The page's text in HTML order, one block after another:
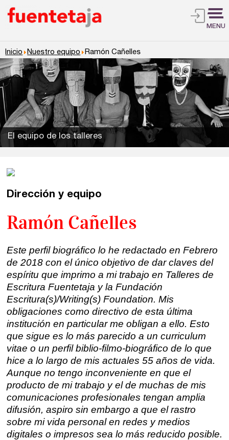
MENU
Inicio Nuestro equipo Ramón Cañelles
El equipo de los talleres
Dirección y equipo
Ramón Cañelles
Este perfil biográfico lo he redactado en Febrero
de 2018 con el único objetivo de dar claves del
espíritu que imprimo a mi trabajo en Talleres de
Escritura Fuentetaja y la Fundación
Escritura(s)/Writing(s) Foundation. Mis
obligaciones como directivo de esta última
institución en particular me obligan a ello. Esto
que sigue es lo más parecido a un curriculum
vitae o un perfil biblio-filmo-biográfico de lo que
hice a lo largo de mis actuales 55 años de vida.
Aunque no tengo inconveniente en que el
producto de mi trabajo y el de muchas de mis
comunicaciones profesionales tengan amplia
difusión, aspiro sin embargo a que el rastro
sobre mi vida personal en redes y medios
digitales o impresos sea lo más reducido posible.